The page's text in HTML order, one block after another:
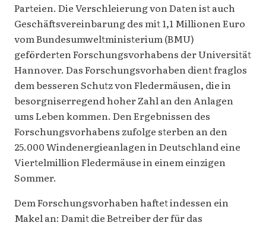
Parteien. Die Verschleierung von Daten ist auch
Geschäftsvereinbarung des mit 1,1 Millionen Euro
vom Bundesumweltministerium (BMU)
geförderten Forschungsvorhabens der Universität
Hannover. Das Forschungsvorhaben dient fraglos
dem besseren Schutz von Fledermäusen, die in
besorgniserregend hoher Zahl an den Anlagen
ums Leben kommen. Den Ergebnissen des
Forschungsvorhabens zufolge sterben an den
25.000 Windenergieanlagen in Deutschland eine
Viertelmillion Fledermäuse in einem einzigen
Sommer.
Dem Forschungsvorhaben haftet indessen ein
Makel an: Damit die Betreiber der für das